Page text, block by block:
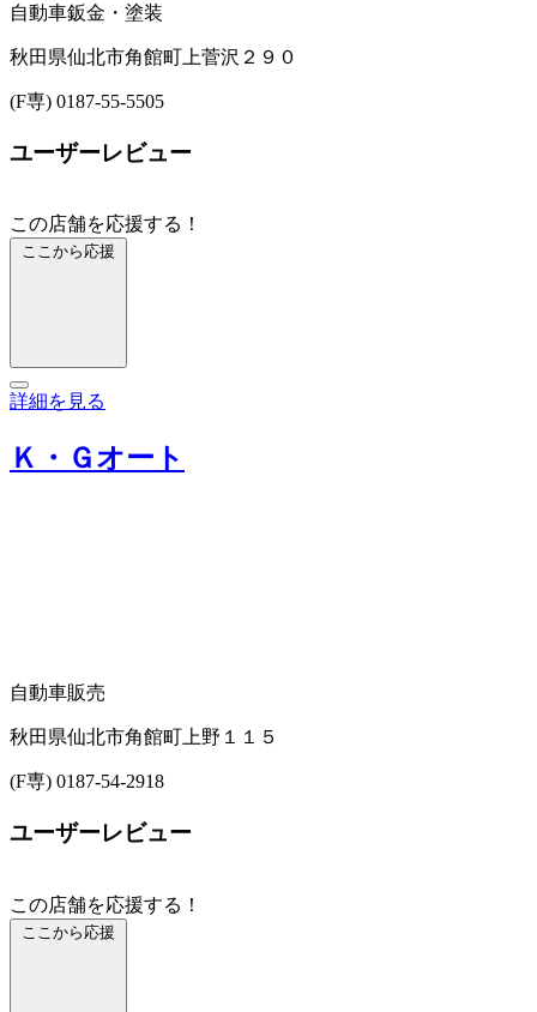
自動車鈑金・塗装
秋田県仙北市角館町上菅沢２９０
(F専) 0187-55-5505
ユーザーレビュー
この店舗を応援する！
ここから応援
詳細を見る
Ｋ・Ｇオート
自動車販売
秋田県仙北市角館町上野１１５
(F専) 0187-54-2918
ユーザーレビュー
この店舗を応援する！
ここから応援